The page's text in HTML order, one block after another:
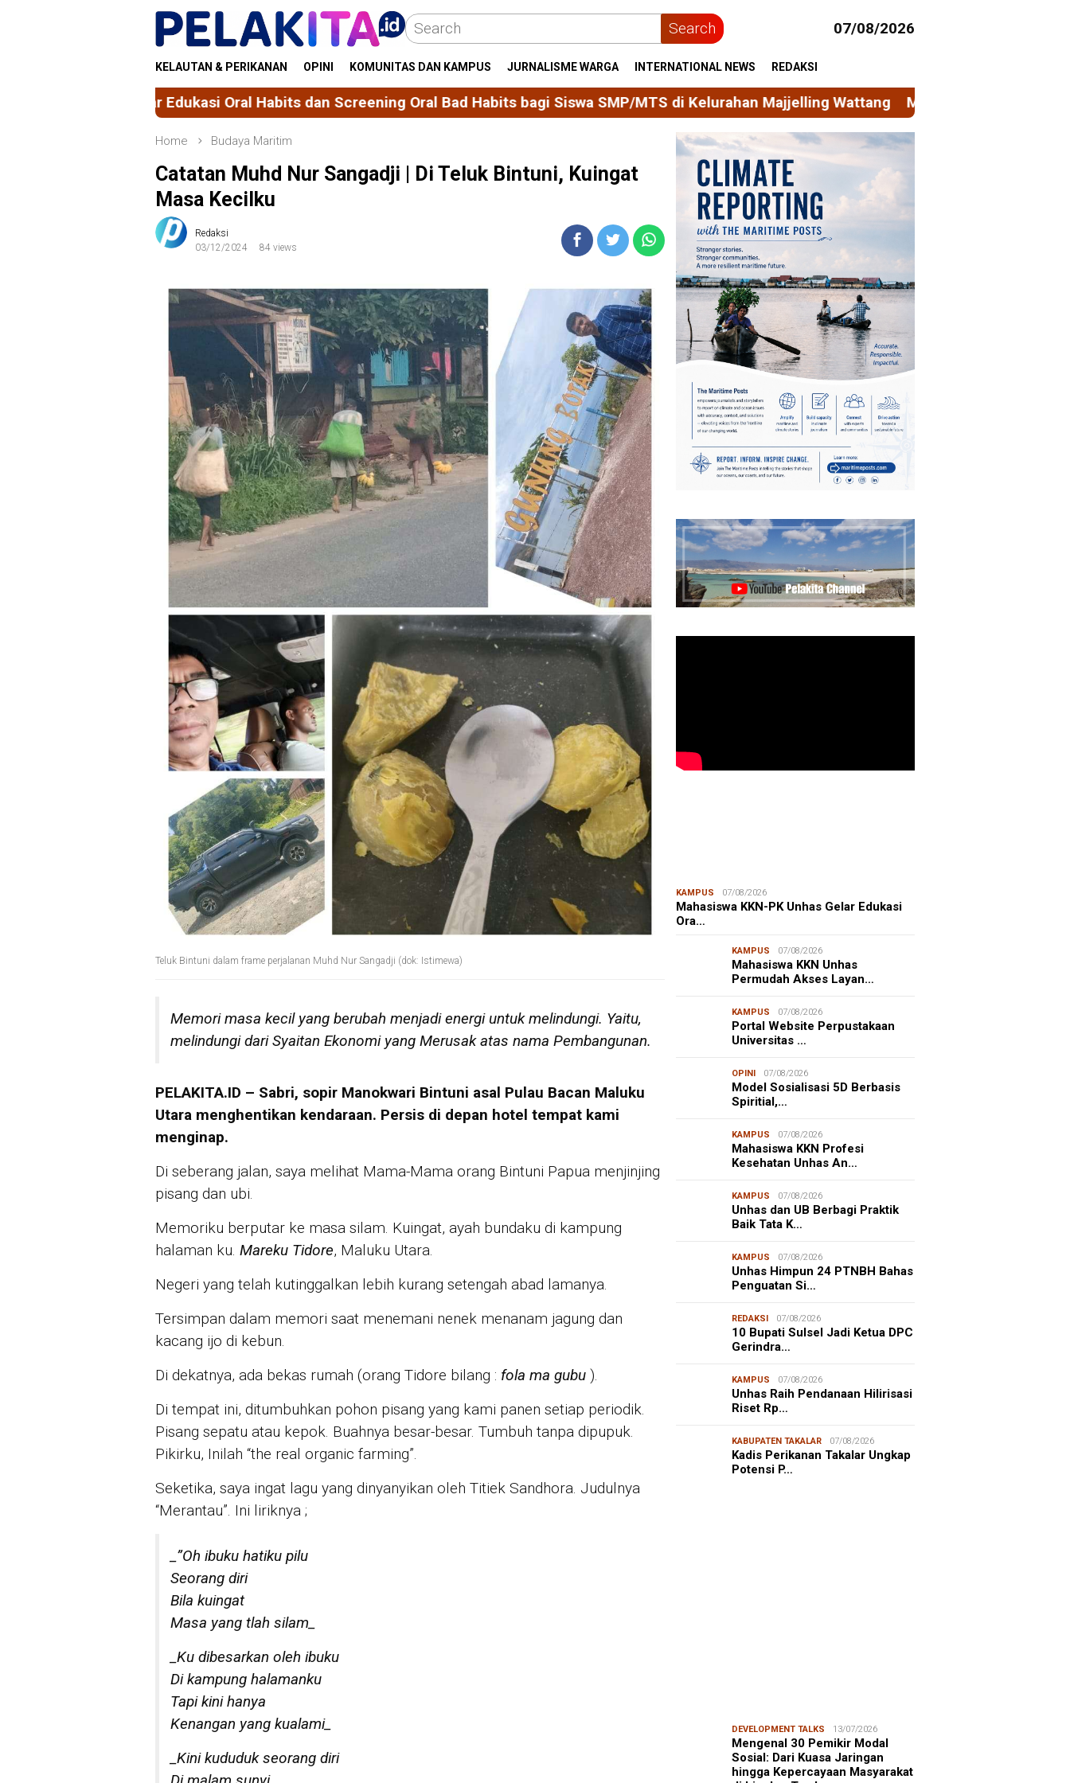
Skip
Search 07/08/2026
KELAUTAN & PERIKANAN OPINI KOMUNITAS DAN KAMPUS JURNALISME WARGA INTERNATIONAL NEWS REDAKSI
Oral Habits dan Screening Oral Bad Habits bagi Siswa SMP/MTS di Kelurahan Majjelling Wattang Mahasiswa KKN Unhas Permudah Akses
Home Budaya Maritim
Catatan Muhd Nur Sangadji | Di Teluk Bintuni, Kuingat
Masa Kecilku
Redaksi
03/12/2024
84 views
Teluk Bintuni dalam frame perjalanan Muhd Nur Sangadji (dok: Istimewa)
Memori masa kecil yang berubah menjadi energi untuk melindungi. Yaitu,
melindungi dari Syaitan Ekonomi yang Merusak atas nama Pembangunan.
PELAKITA.ID – Sabri, sopir Manokwari Bintuni asal Pulau Bacan Maluku
Utara menghentikan kendaraan. Persis di depan hotel tempat kami
menginap.
Di seberang jalan, saya melihat Mama-Mama orang Bintuni Papua menjinjing
pisang dan ubi.
Memoriku berputar ke masa silam. Kuingat, ayah bundaku di kampung
halaman ku. Mareku Tidore, Maluku Utara.
Negeri yang telah kutinggalkan lebih kurang setengah abad lamanya.
Tersimpan dalam memori saat menemani nenek menanam jagung dan
kacang ijo di kebun.
Di dekatnya, ada bekas rumah (orang Tidore bilang : fola ma gubu ).
Di tempat ini, ditumbuhkan pohon pisang yang kami panen setiap periodik.
Pisang sepatu atau kepok. Buahnya besar-besar. Tumbuh tanpa dipupuk.
Pikirku, Inilah “the real organic farming”.
Seketika, saya ingat lagu yang dinyanyikan oleh Titiek Sandhora. Judulnya
“Merantau”. Ini liriknya ;
_”Oh ibuku hatiku pilu
Seorang diri
Bila kuingat
Masa yang tlah silam_
_Ku dibesarkan oleh ibuku
Di kampung halamanku
Tapi kini hanya
Kenangan yang kualami_
_Kini kududuk seorang diri
KAMPUS 07/08/2026
Mahasiswa KKN-PK Unhas Gelar Edukasi
Ora…
KAMPUS 07/08/2026
Mahasiswa KKN Unhas
Permudah Akses Layan…
KAMPUS 07/08/2026
Portal Website Perpustakaan
Universitas …
OPINI 07/08/2026
Model Sosialisasi 5D Berbasis
Spiritial,…
KAMPUS 07/08/2026
Mahasiswa KKN Profesi
Kesehatan Unhas An…
KAMPUS 07/08/2026
Unhas dan UB Berbagi Praktik
Baik Tata K…
KAMPUS 07/08/2026
Unhas Himpun 24 PTNBH Bahas
Penguatan Si…
REDAKSI 07/08/2026
10 Bupati Sulsel Jadi Ketua DPC
Gerindra…
KAMPUS 07/08/2026
Unhas Raih Pendanaan Hilirisasi
Riset Rp…
KABUPATEN TAKALAR 07/08/2026
Kadis Perikanan Takalar Ungkap
Potensi P…
Mahasiswa KKN-T Unhas Edukasi
Warga Desa Buae Kenali
Mikroorganisme Baik dan Jahat
DEVELOPMENT TALKS 13/07/2026
Mengenal 30 Pemikir Modal
Sosial: Dari Kuasa Jaringan
hingga Kepercayaan Masyarakat